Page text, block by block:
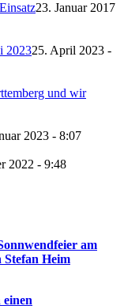
23. Januar 2017
202325. April 2023 -
und wir
2023 - 8:07
2022 - 9:48
am
Stefan Heim